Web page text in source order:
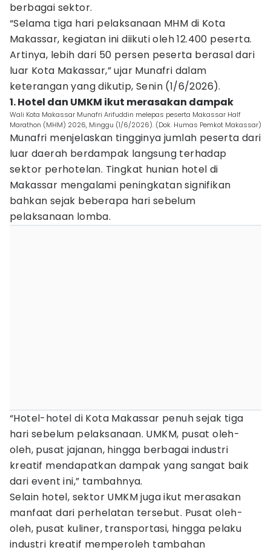
berbagai sektor.
“Selama tiga hari pelaksanaan MHM di Kota
Makassar, kegiatan ini diikuti oleh 12.400 peserta.
Artinya, lebih dari 50 persen peserta berasal dari
luar Kota Makassar,” ujar Munafri dalam
keterangan yang dikutip, Senin (1/6/2026).
1. Hotel dan UMKM ikut merasakan dampak
Wali Kota Makassar Munafri Arifuddin melepas peserta Makassar Half
Marathon (MHM) 2026, Minggu (1/6/2026). (Dok. Humas Pemkot Makassar)
Munafri menjelaskan tingginya jumlah peserta dari
luar daerah berdampak langsung terhadap
sektor perhotelan. Tingkat hunian hotel di
Makassar mengalami peningkatan signifikan
bahkan sejak beberapa hari sebelum
pelaksanaan lomba.
“Hotel-hotel di Kota Makassar penuh sejak tiga
hari sebelum pelaksanaan. UMKM, pusat oleh-
oleh, pusat jajanan, hingga berbagai industri
kreatif mendapatkan dampak yang sangat baik
dari event ini,” tambahnya.
Selain hotel, sektor UMKM juga ikut merasakan
manfaat dari perhelatan tersebut. Pusat oleh-
oleh, pusat kuliner, transportasi, hingga pelaku
industri kreatif memperoleh tambahan